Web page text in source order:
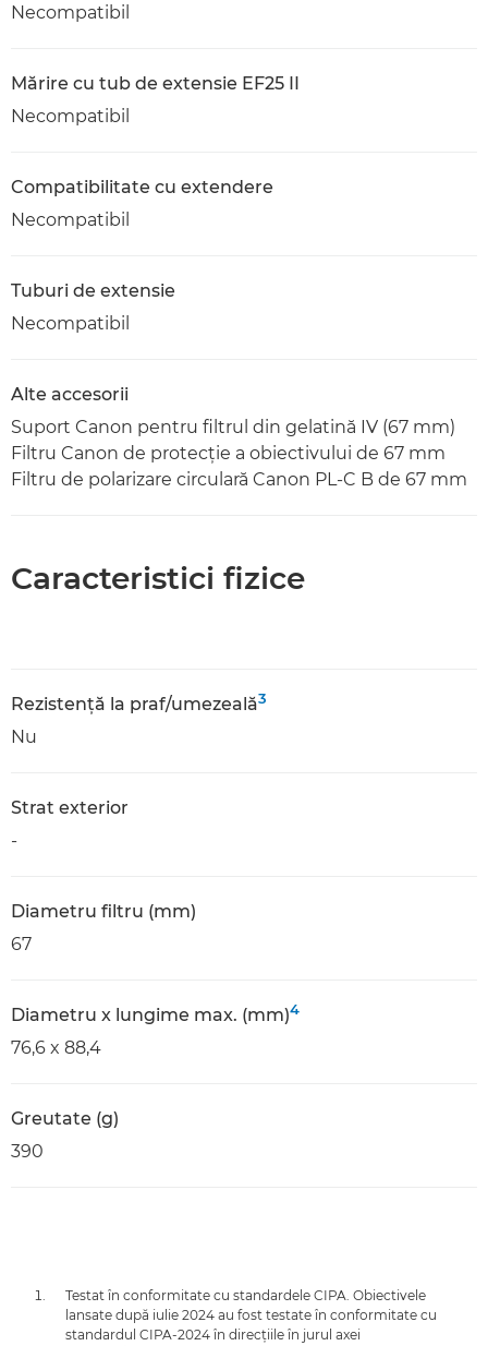
Necompatibil
Mărire cu tub de extensie EF25 II
Necompatibil
Compatibilitate cu extendere
Necompatibil
Tuburi de extensie
Necompatibil
Alte accesorii
Suport Canon pentru filtrul din gelatină IV (67 mm)
Filtru Canon de protecţie a obiectivului de 67 mm
Filtru de polarizare circulară Canon PL-C B de 67 mm
Caracteristici fizice
Rezistenţă la praf/umezeală3
Nu
Strat exterior
-
Diametru filtru (mm)
67
Diametru x lungime max. (mm)4
76,6 x 88,4
Greutate (g)
390
Testat în conformitate cu standardele CIPA. Obiectivele
lansate după iulie 2024 au fost testate în conformitate cu
standardul CIPA-2024 în direcţiile în jurul axei